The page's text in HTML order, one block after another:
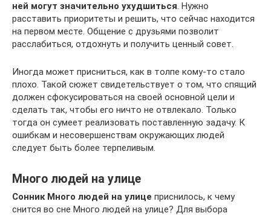
ней могут значительно ухудшиться. Нужно
расставить приоритеты и решить, что сейчас находится
на первом месте. Общение с друзьями позволит
расслабиться, отдохнуть и получить ценный совет.
Иногда может присниться, как в толпе кому-то стало
плохо. Такой сюжет свидетельствует о том, что спящий
должен сфокусироваться на своей основной цели и
сделать так, чтобы его ничто не отвлекало. Только
тогда он сумеет реализовать поставленную задачу. К
ошибкам и несовершенствам окружающих людей
следует быть более терпеливым.
Много людей на улице
Сонник Много людей на улице приснилось, к чему
снится во сне Много людей на улице? Для выбора